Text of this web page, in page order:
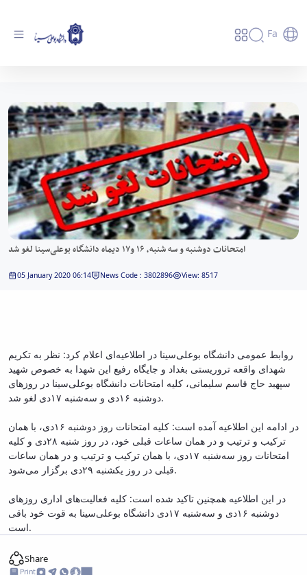
Fa
دانشگاه بوعلی‌سینا لغو شد - دانشگاه بوعلی سینا
همدان
امتحانات دوشنبه و سه شنبه، ۱۶ و۱۷ دیماه دانشگاه بوعلی‌سینا لغو شد
05 January 2020 06:14 News Code : 3802896 View: 8517
روابط عمومی دانشگاه بوعلی‌سینا در اطلاعیه‌ای اعلام کرد: نظر به تکریم
شهدای واقعه تروریستی بغداد و جایگاه رفیع این شهدا به خصوص شهید
سپهبد حاج قاسم سلیمانی، کلیه امتحانات دانشگاه بوعلی‌سینا در روزهای
دوشنبه ۱۶دی و سه‌شنبه ۱۷دی لغو شد.
در ادامه این اطلاعیه آمده است: کلیه امتحانات روز دوشنبه ۱۶دی، با همان
ترکیب و ترتیب و در همان ساعات قبلی خود، در روز شنبه ۲۸دی و کلیه
امتحانات روز سه‌شنبه ۱۷دی، با همان ترکیب و ترتیب و در همان ساعات
قبلی در روز یکشنبه ۲۹دی برگزار می‌شود.
در این اطلاعیه همچنین تاکید شده است: کلیه فعالیت‌های اداری روزهای
دوشنبه ۱۶دی و سه‌شنبه ۱۷دی دانشگاه بوعلی‌سینا به قوت خود باقی
است.
Share
Print